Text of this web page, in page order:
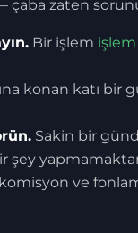
çaba zaten
Bir işlem işlem
konan katı bir
Sakin bir
ve